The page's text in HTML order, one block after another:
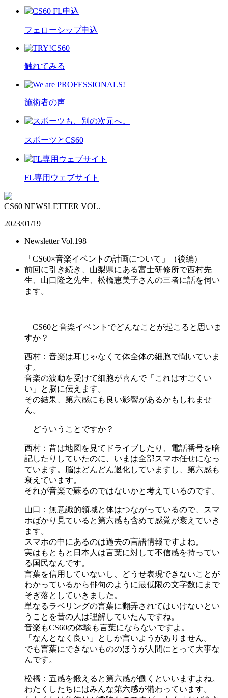
フェローシップ申込
触れてみる
施術者の声
スポーツとCS60
FL専用ウェブサイト
CS60 NEWSLETTER VOL.
2023/01/19
Newsletter Vol.198
「CS60×音楽イベントの計画について」（後編）
前回に引き続き、山梨県にある富士研修所で西村先
生、山口隆之先生、松橋恵美子さんの三者に話を伺い
ます。
―CS60と音楽イベントでどんなことが起こると思いま
すか？
西村：音楽は耳じゃなくて体全体の細胞で聞いていま
す。
音楽の波動を受けて細胞が喜んで「これはすごくい
い」と脳に伝えます。
その結果、第六感にも良い影響があるかもしれませ
ん。
―どういうことですか？
西村：昔は地図を見てドライブしたり、電話番号を暗
記したりしていたのに、いまは全部スマホ任せになっ
ています。脳はどんどん退化していますし、第六感も
衰えています。
それが音楽で蘇るのではないかと考えているのです。
山口：無意識的領域と体はつながっているので、スマ
ホばかり見ていると第六感も含めて感覚が衰えていき
ます。
スマホの中にあるのは過去の言語情報ですよね。
実はもともと日本人は言葉に対して不信感を持ってい
る国民なんです。
言葉を信用していないし、どうせ表現できないことが
わかっているから俳句のように最低限の文字数にまで
そぎ落としていきました。
単なるラベリングの言葉に翻弄されてはいけないとい
うことを昔の人は理解していたんですね。
音楽もCS60の体験も言葉にならないですよ。
「なんとなく良い」としか言いようがありません。
でも言葉にできないもののほうが人間にとって大事な
んです。
松橋：五感を鍛えると第六感が働くといいますよね。
わたくしたちにはみんな第六感が備わっています。